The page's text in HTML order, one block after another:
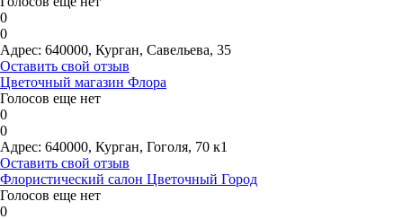
0
0
Адрес: 640000, Курган, Савельева, 35
Оставить свой отзыв
Цветочный магазин Флора
Голосов еще нет
0
0
Адрес: 640000, Курган, Гоголя, 70 к1
Оставить свой отзыв
Флористический салон Цветочный Город
Голосов еще нет
0